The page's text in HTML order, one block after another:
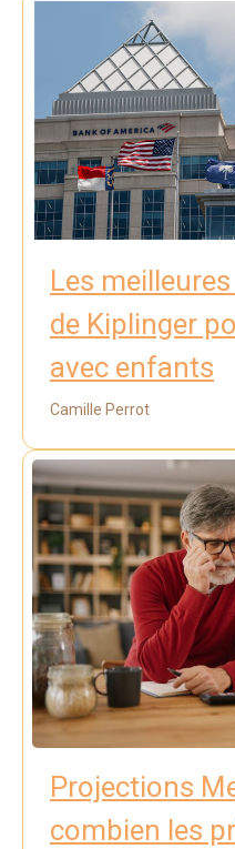
Les
de Kiplinger
avec enfants
Camille Perrot
Projections
combien les